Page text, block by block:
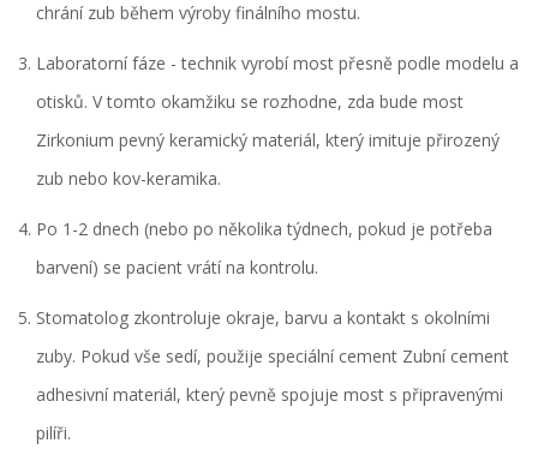
chrání zub během výroby finálního mostu.
Laboratorní fáze - technik vyrobí most přesně podle modelu a
otisků. V tomto okamžiku se rozhodne, zda bude most
Zirkonium pevný keramický materiál, který imituje přirozený
zub nebo kov-keramika.
Po 1-2 dnech (nebo po několika týdnech, pokud je potřeba
barvení) se pacient vrátí na kontrolu.
Stomatolog zkontroluje okraje, barvu a kontakt s okolními
zuby. Pokud vše sedí, použije speciální cement Zubní cement
adhesivní materiál, který pevně spojuje most s připravenými
pilíři.